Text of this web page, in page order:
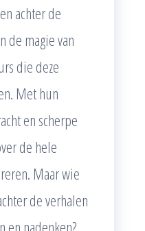
achter de
de magie van
die deze
Met hun
en scherpe
de hele
Maar wie
de verhalen